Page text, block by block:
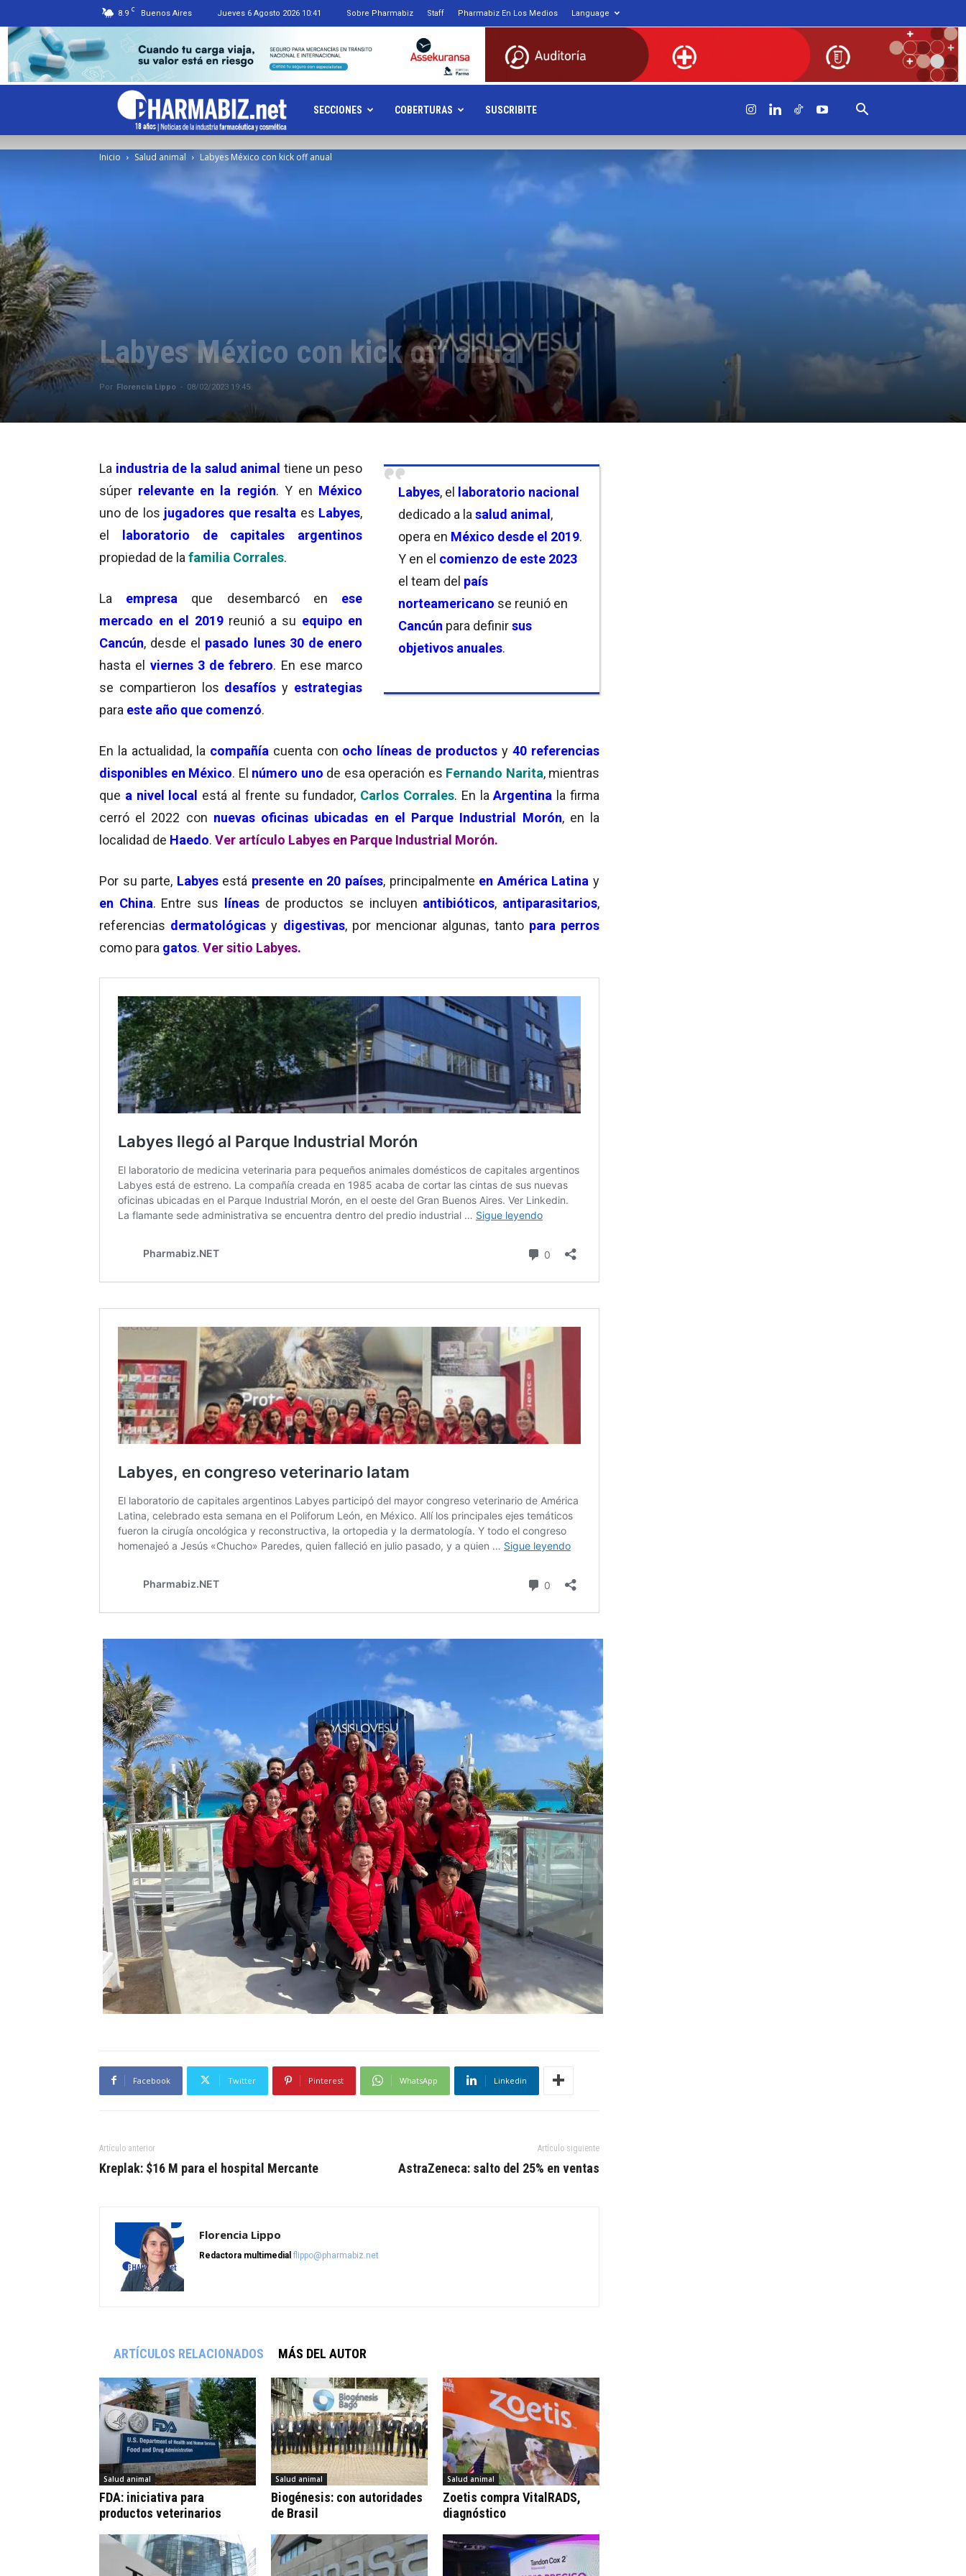
8.9 C Buenos Aires Jueves 6 Agosto 2026 10:41 Sobre Pharmabiz Staff Pharmabiz En Los Medios Language
Pharmabiz.NET
SECCIONES COBERTURAS SUSCRIBITE
Inicio Salud animal Labyes México con kick off anual
Labyes México con kick off anual
Por Florencia Lippo - 08/02/2023 19:45
Labyes, el laboratorio nacional
dedicado a la salud animal,
opera en México desde el 2019.
Y en el comienzo de este 2023
el team del país
norteamericano se reunió en
Cancún para definirsus
objetivos anuales.
La industria de la salud animal tiene un peso
súper relevante en la región. Y en México
uno de los jugadores que resalta es Labyes,
el laboratorio de capitales argentinos
propiedad de la familia Corrales.
La empresa que desembarcó en ese
mercado en el 2019reunió a su equipo en
Cancún, desde el pasado lunes 30 de enero
hasta el viernes 3 de febrero. En ese marco
se compartieron los desafíos y estrategias
para este año que comenzó.
En la actualidad, la compañía cuenta con ocho líneas de productos y40 referencias
disponibles en México. El número uno de esa operación es Fernando Narita, mientras
que a nivel local está al frente su fundador, Carlos Corrales. En laArgentina la firma
cerró el 2022 con nuevas oficinas ubicadas en el Parque Industrial Morón, en la
localidad de Haedo. Ver artículo Labyes en Parque Industrial Morón.
Por su parte, Labyesestá presente en 20 países, principalmente en América Latina y
en China. Entre sus líneasde productos se incluyen antibióticos, antiparasitarios,
referencias dermatológicas y digestivas, por mencionar algunas, tantopara perros
como para gatos. Ver sitio Labyes.
Facebook Twitter Pinterest WhatsApp Linkedin
Artículo anterior
Kreplak: $16 M para el hospital Mercante
Artículo siguiente
AstraZeneca: salto del 25% en ventas
Florencia Lippo
Redactora multimedial flippo@pharmabiz.net
ARTÍCULOS RELACIONADOS MÁS DEL AUTOR
Salud animal
FDA: iniciativa para
productos veterinarios
Salud animal
Biogénesis: con autoridades
de Brasil
Salud animal
Zoetis compra VitalRADS,
diagnóstico